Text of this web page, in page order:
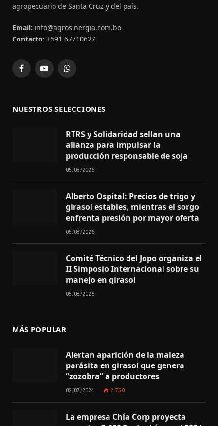
agropecuario de Santa Cruz y del país.
Email: info@agrosinergia.com.bo
Contacto: +591 67710627
FacebookYouTubeWhatsApp
NUESTROS SELECCIONES
RTRS y Solidaridad sellan una
alianza para impulsar la
producción responsable de soja
05/08/2026
Alberto Ospital: Precios de trigo y
girasol estables, mientras el sorgo
enfrenta presión por mayor oferta
05/08/2026
Comité Técnico del Jopo organiza el
II Simposio Internacional sobre su
manejo en girasol
05/08/2026
MÁS POPULAR
Alertan aparición de la maleza
parásita en girasol que genera
“zozobra” a productores
02/07/2024 2.750
La empresa Chía Corp proyecta